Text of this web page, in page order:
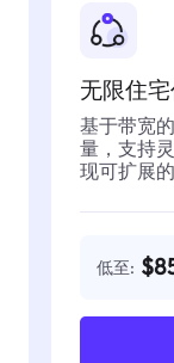
无限住
基于带宽
量，支持
现可扩展的
低至: